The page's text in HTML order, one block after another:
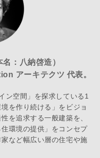
：八納啓造）
アーキテクツ 代表。
ン空間」を探求している1
を作り続ける」をビジョ
を追求する一般建築を、
環境の提供」をコンセプ
など幅広い層の住宅や施